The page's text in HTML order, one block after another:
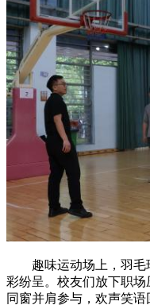
趣味运动场上，羽
彩纷呈。校友们放下职
同窗并肩参与，欢声笑